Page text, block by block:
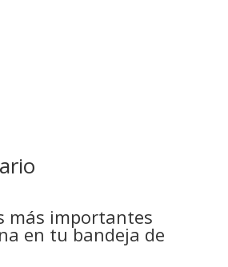
más importantes
en tu bandeja de